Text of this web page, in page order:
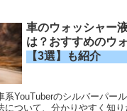
車のウォッシャー
は？おすすめのウ
【3選】も紹介
系YouTuberのシルバーパー
について、分かりやすく知り